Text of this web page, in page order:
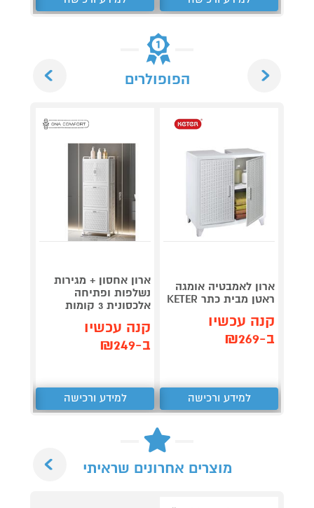
הפופולרים
ארון לאמבטיה אומגה
ראטן מבית כתר KETER
קנה עכשיו
ב-₪269
למידע ורכישה
ארון אחסון + מגירות
נשלפות ופתיחה
אלכסונית 3 קומות
קנה עכשיו
ב-₪249
למידע ורכישה
מוצרים אחרונים שראיתי